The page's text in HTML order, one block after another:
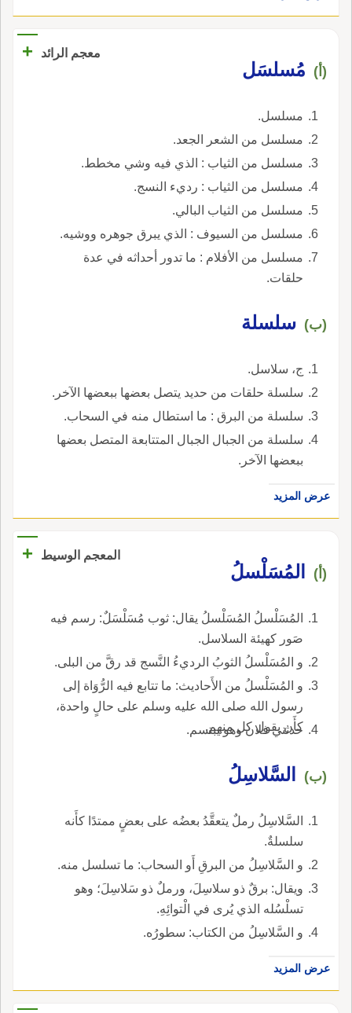
معجم الرائد +
(أ) مُسلسَل
مسلسل.
مسلسل من الشعر الجعد.
مسلسل من الثياب : الذي فيه وشي مخطط.
مسلسل من الثياب : رديء النسج.
مسلسل من الثياب البالي.
مسلسل من السيوف : الذي يبرق جوهره ووشيه.
مسلسل من الأفلام : ما تدور أحداثه في عدة
حلقات.
(ب) سلسلة
ج، سلاسل.
سلسلة حلقات من حديد يتصل بعضها ببعضها الآخر.
سلسلة من البرق : ما استطال منه في السحاب.
سلسلة من الجبال الجبال المتتابعة المتصل بعضها
ببعضها الآخر.
عرض المزيد
المعجم الوسيط +
(أ) المُسَلْسلُ
المُسَلْسلُ المُسَلْسلُ يقال: ثوب مُسَلْسَلٌ: رسم فيه
صَور كهيئة السلاسل.
و المُسَلْسلُ الثوبُ الرديءُ النَّسج قد رقَّ من البلى.
و المُسَلْسلُ من الأَحاديث: ما تتابع فيه الرُّوَاة إلى
رسول الله صلى الله عليه وسلم على حالٍ واحدة،
كأَن يقول كل منهم.
حدثني فلان وهو يبتسم.
(ب) السَّلاسِلُ
السَّلاسِلُ رملٌ يتعقَّدُ بعضُه على بعضٍ ممتدًا كأَنه
سلسلةٌ.
و السَّلاسِلُ من البرقِ أَو السحاب: ما تسلسل منه.
ويقال: برقٌ ذو سلاسِلَ، ورملٌ ذو سَلاسِلَ؛ وهو
تسلْسُله الذي يُرى في الْتوائِهِ.
و السَّلاسِلُ من الكتاب: سطورُه.
عرض المزيد